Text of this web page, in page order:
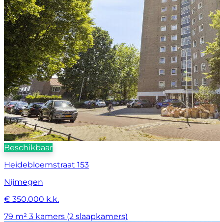
Beschikbaar
Heidebloemstraat 153
Nijmegen
€ 350.000 k.k.
79 m² 3 kamers (2 slaapkamers)